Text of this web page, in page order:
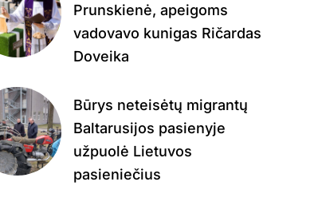
Prunskienė, apeigoms
vadovavo kunigas Ričardas
Doveika
Būrys neteisėtų migrantų
Baltarusijos pasienyje
užpuolė Lietuvos
pasieniečius